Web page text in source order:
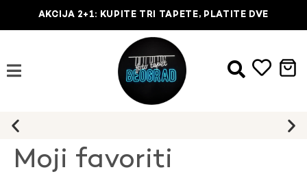
AKCIJA 2+1: KUPITE TRI TAPETE, PLATITE DVE
Moji favoriti